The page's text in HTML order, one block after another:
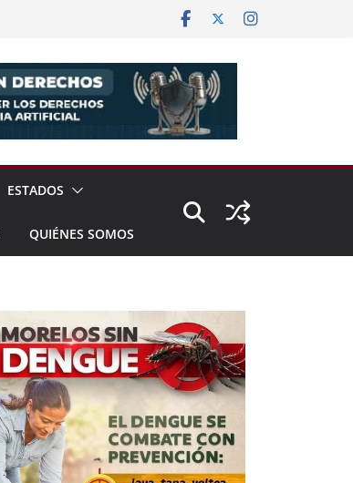
ESTADOS
QUIÉNES SOMOS